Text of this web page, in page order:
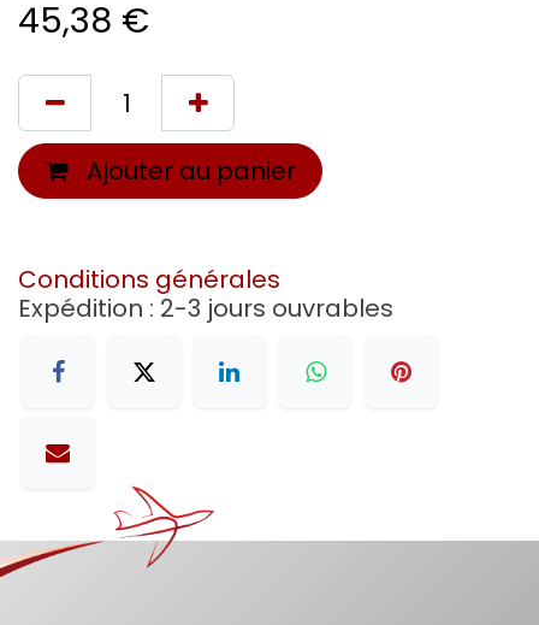
45,38 €
Ajouter au panier
Conditions générales
Expédition : 2-3 jours ouvrables